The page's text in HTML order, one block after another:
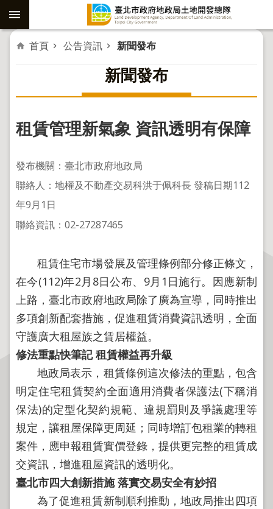
跳到主要內容區塊
進
島
劃
公
程
逕
為
分
割
成
果
供
應
檔
案
應
首頁 公告資訊 新聞發布
新聞發布
租賃管理新氣象 資訊透明有保障
發布機關：臺北市政府地政局
聯絡人：地權及不動產交易科洪于佩科長 發稿日期112
年9月1日
聯絡資訊：02-27287465
租賃住宅市場發展及管理條例部分修正條文，
在今(112)年2月8日公布、9月1日施行。因應新制
上路，臺北市政府地政局除了廣為宣導，同時推出
多項創新配套措施，促進租賃消費資訊透明，全面
守護廣大租屋族之賃居權益。
修法重點快筆記 租賃權益再升級
地政局表示，租賃條例這次修法的重點，包含
明定住宅租賃契約全面適用消費者保護法(下稱消
保法)的定型化契約規範、違規罰則及爭議處理等
規定，讓租屋保障更周延；同時增訂包租業的轉租
案件，應申報租賃實價登錄，提供更完整的租賃成
交資訊，增進租屋資訊的透明化。
臺北市四大創新措施 落實交易安全有妙招
為了促進租賃新制順利推動，地政局推出四項